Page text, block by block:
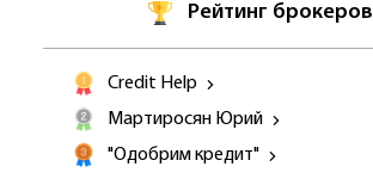
Рейтинг брокеров
Credit Help
Мартиросян Юрий
"Одобрим кредит"